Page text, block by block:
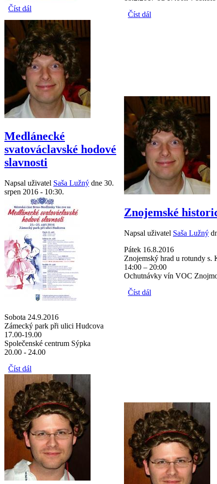
Číst dál
Číst dál
Medlánecké
svatováclavské hodové
slavnosti
Napsal uživatel Saša Lužný dne 30.
srpen 2016 - 10:30.
Sobota 24.9.2016
Zámecký park při ulici Hudcova
17.00-19.00
Společenské centrum Sýpka
20.00 - 24.00
Číst dál
Znojemské
Napsal uživatel Saša Lužný
Pátek 16.8.2016
Znojemský hrad u rotundy
14:00 – 20:00
Ochutnávky vín VOC
Číst dál